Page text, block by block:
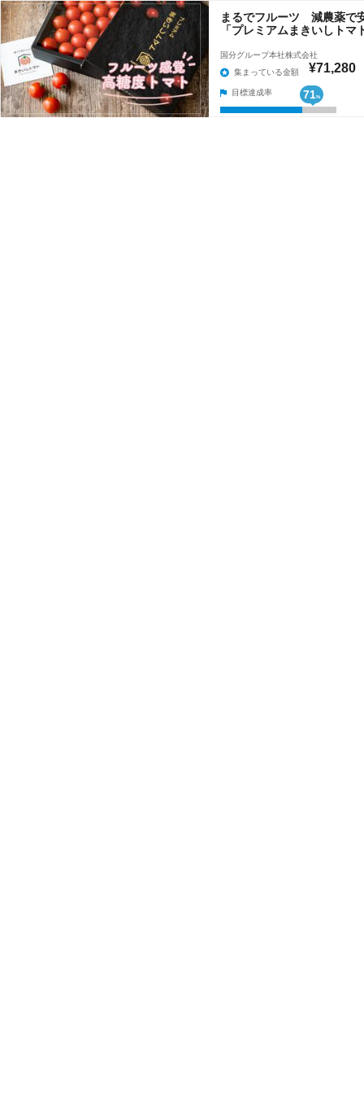
まるでフルーツ 減農薬で
「プレミアムまきいしトマ
国分グループ本社株式会社
集まっている金額
¥71,280
目標達成率 71%